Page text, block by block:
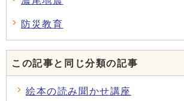
防災教育
この記事と同じ分類の記事
絵本の読み聞かせ講座